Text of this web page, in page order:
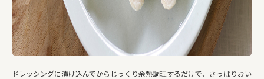
ドレッシングに漬け込んでからじっくり余熱調理するだけで、さっぱりおい